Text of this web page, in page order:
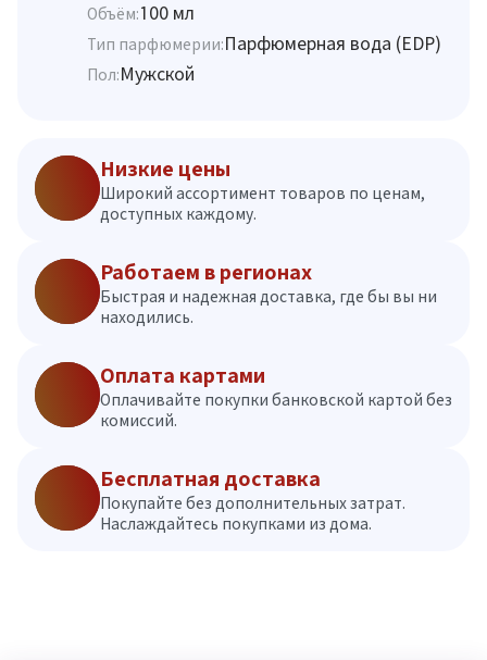
Объём:100 мл
Тип парфюмерии:Парфюмерная вода (EDP)
Пол:Мужской
Низкие цены
Широкий ассортимент товаров по ценам,
доступных каждому.
Работаем в регионах
Быстрая и надежная доставка, где бы вы ни
находились.
Оплата картами
Оплачивайте покупки банковской картой без
комиссий.
Бесплатная доставка
Покупайте без дополнительных затрат.
Наслаждайтесь покупками из дома.